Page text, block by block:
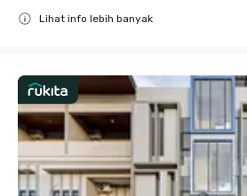
Lihat info lebih banyak